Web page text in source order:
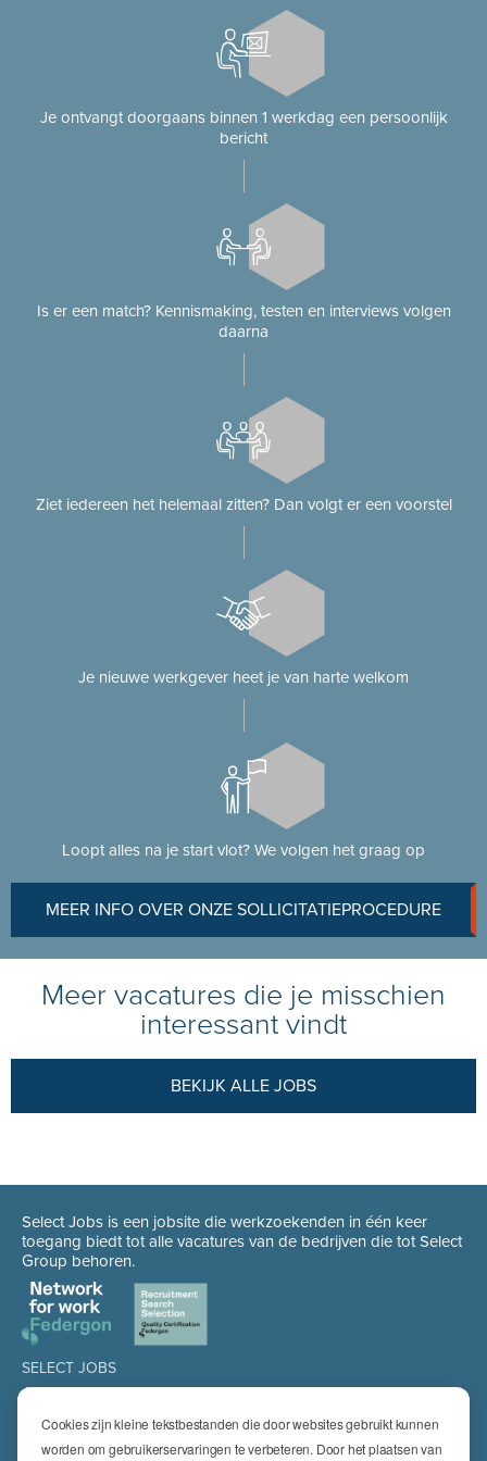
Cookies zijn kleine tekstbestanden die door websites gebruikt kunnen
worden om gebruikerservaringen te verbeteren. Door het plaatsen van
Je ontvangt doorgaans binnen 1 werkdag een persoonlijk
bericht
Is er een match? Kennismaking, testen en interviews volgen
daarna
Ziet iedereen het helemaal zitten? Dan volgt er een voorstel
Je nieuwe werkgever heet je van harte welkom
Loopt alles na je start vlot? We volgen het graag op
MEER INFO OVER ONZE SOLLICITATIEPROCEDURE
Meer vacatures die je misschien
interessant vindt
BEKIJK ALLE JOBS
Select Jobs is een jobsite die werkzoekenden in één keer
toegang biedt tot alle vacatures van de bedrijven die tot Select
Group behoren.
SELECT JOBS
Jobs
Job alert